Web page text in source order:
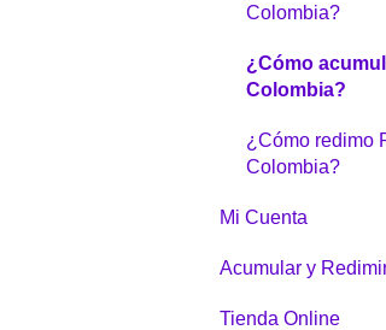
Colombia?
¿Cómo
Colombia?
¿Cómo redimo
Colombia?
Mi Cuenta
Generalidades
Acumular y
¿Cómo
Tienda Online